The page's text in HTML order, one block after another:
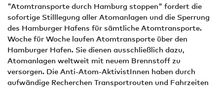
"Atomtransporte durch Hamburg stoppen" fordert die
sofortige Stilllegung aller Atomanlagen und die Sperrung
des Hamburger Hafens für sämtliche Atomtransporte.
Woche für Woche laufen Atomtransporte über den
Hamburger Hafen. Sie dienen ausschließlich dazu,
Atomanlagen weltweit mit neuem Brennstoff zu
versorgen. Die Anti-Atom-AktivistInnen haben durch
aufwändige Recherchen Transportrouten und Fahrzeiten